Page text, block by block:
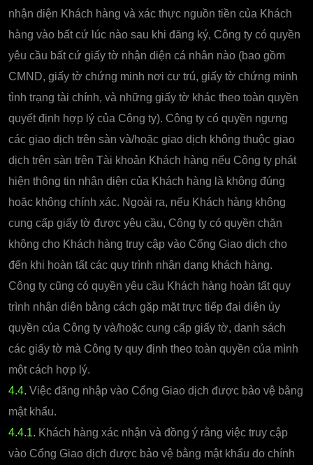
nhận diện Khách hàng và xác thực nguồn tiền của Khách
hàng vào bất cứ lúc nào sau khi đăng ký, Công ty có quyền
yêu cầu bất cứ giấy tờ nhận diện cá nhân nào (bao gồm
CMND, giấy tờ chứng minh nơi cư trú, giấy tờ chứng minh
tình trạng tài chính, và những giấy tờ khác theo toàn quyền
quyết định hợp lý của Công ty). Công ty có quyền ngưng
các giao dịch trên sàn và/hoặc giao dịch không thuộc giao
dịch trên sàn trên Tài khoản Khách hàng nếu Công ty phát
hiện thông tin nhận diện của Khách hàng là không đúng
hoặc không chính xác. Ngoài ra, nếu Khách hàng không
cung cấp giấy tờ được yêu cầu, Công ty có quyền chặn
không cho Khách hàng truy cập vào Cổng Giao dịch cho
đến khi hoàn tất các quy trình nhận dạng khách hàng.
Công ty cũng có quyền yêu cầu Khách hàng hoàn tất quy
trình nhận diện bằng cách gặp mặt trực tiếp đại diện ủy
quyền của Công ty và/hoặc cung cấp giấy tờ, danh sách
các giấy tờ mà Công ty quy định theo toàn quyền của mình
một cách hợp lý.
4.4. Việc đăng nhập vào Cổng Giao dịch được bảo vệ bằng
mật khẩu.
4.4.1. Khách hàng xác nhận và đồng ý rằng việc truy cập
vào Cổng Giao dịch được bảo vệ bằng mật khẩu do chính